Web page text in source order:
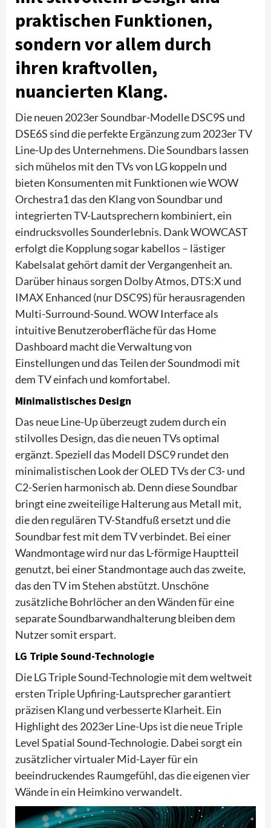
praktischen Funktionen,
sondern vor allem durch
ihren kraftvollen,
nuancierten Klang.
Die neuen 2023er Soundbar-Modelle DSC9S und
DSE6S sind die perfekte Ergänzung zum 2023er TV
Line-Up des Unternehmens. Die Soundbars lassen
sich mühelos mit den TVs von LG koppeln und
bieten Konsumenten mit Funktionen wie WOW
Orchestra1 das den Klang von Soundbar und
integrierten TV-Lautsprechern kombiniert, ein
eindrucksvolles Sounderlebnis. Dank WOWCAST
erfolgt die Kopplung sogar kabellos – lästiger
Kabelsalat gehört damit der Vergangenheit an.
Darüber hinaus sorgen Dolby Atmos, DTS:X und
IMAX Enhanced (nur DSC9S) für herausragenden
Multi-Surround-Sound. WOW Interface als
intuitive Benutzeroberfläche für das Home
Dashboard macht die Verwaltung von
Einstellungen und das Teilen der Soundmodi mit
dem TV einfach und komfortabel.
Minimalistisches Design
Das neue Line-Up überzeugt zudem durch ein
stilvolles Design, das die neuen TVs optimal
ergänzt. Speziell das Modell DSC9 rundet den
minimalistischen Look der OLED TVs der C3- und
C2-Serien harmonisch ab. Denn diese Soundbar
bringt eine zweiteilige Halterung aus Metall mit,
die den regulären TV-Standfuß ersetzt und die
Soundbar fest mit dem TV verbindet. Bei einer
Wandmontage wird nur das L-förmige Hauptteil
genutzt, bei einer Standmontage auch das zweite,
das den TV im Stehen abstützt. Unschöne
zusätzliche Bohrlöcher an den Wänden für eine
separate Soundbarwandhalterung bleiben dem
Nutzer somit erspart.
LG Triple Sound-Technologie
Die LG Triple Sound-Technologie mit dem weltweit
ersten Triple Upfiring-Lautsprecher garantiert
präzisen Klang und verbesserte Klarheit. Ein
Highlight des 2023er Line-Ups ist die neue Triple
Level Spatial Sound-Technologie. Dabei sorgt ein
zusätzlicher virtualer Mid-Layer für ein
beeindruckendes Raumgefühl, das die eigenen vier
Wände in ein Heimkino verwandelt.